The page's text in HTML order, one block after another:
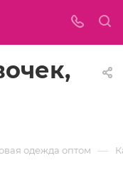
одежда оптом —